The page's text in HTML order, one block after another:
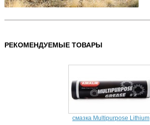
РЕКОМЕНДУЕМЫЕ ТОВАРЫ
смазка Multipurpose Lithium